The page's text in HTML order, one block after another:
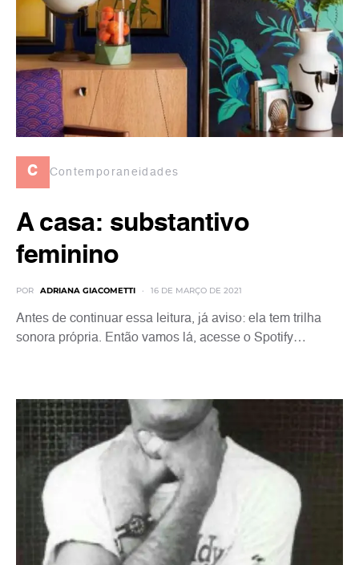
c Contemporaneidades
A casa: substantivo
feminino
POR ADRIANA GIACOMETTI 16 DE MARÇO DE 2021
Antes de continuar essa leitura, já aviso: ela tem trilha
sonora própria. Então vamos lá, acesse o Spotify…